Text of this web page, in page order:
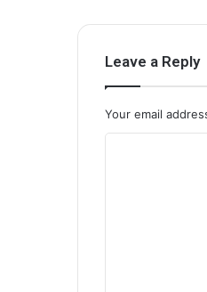
Leave a Reply
Your email